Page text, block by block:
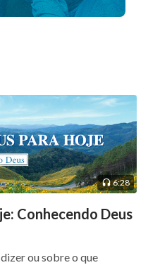
6:28
Conhecendo Deus
ou sobre o que